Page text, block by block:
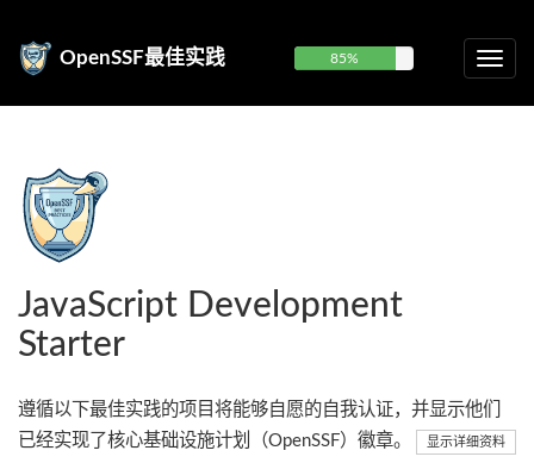
OpenSSF最佳实践 85%
JavaScript Development
Starter
遵循以下最佳实践的项目将能够自愿的自我认证，并显示他们
已经实现了核心基础设施计划（OpenSSF）徽章。
显示详细资料